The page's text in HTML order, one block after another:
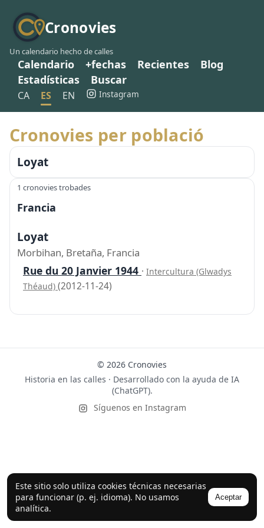
Cronovies
Un calendario hecho de calles
Calendario +fechas Recientes
Blog
Estadísticas
Buscar
CA ES EN Instagram
Este sitio solo utiliza cookies técnicas necesarias
para funcionar (p. ej. idioma). No usamos
analítica.
Aceptar
Cronovies per població
Loyat
1 cronovies trobades
Francia
Loyat
Morbihan, Bretaña, Francia
Rue du 20 Janvier 1944 · Intercultura (Glwadys
Théaud) (2012-11-24)
© 2026 Cronovies
Historia en las calles · Desarrollado con la ayuda de IA
(ChatGPT).
Síguenos en Instagram